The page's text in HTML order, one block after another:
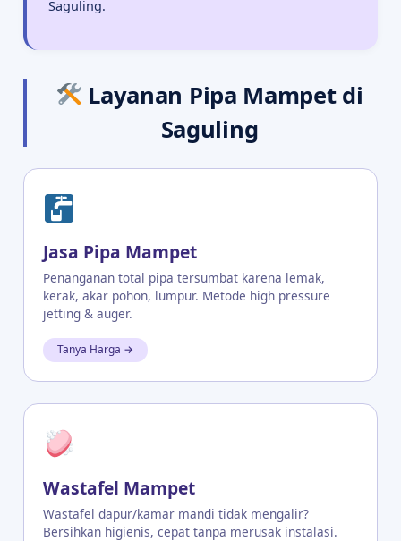
Saguling.
Layanan Pipa Mampet di
Saguling
Jasa Pipa Mampet
Penanganan total pipa tersumbat karena lemak,
kerak, akar pohon, lumpur. Metode high pressure
jetting & auger.
Tanya Harga →
Wastafel Mampet
Wastafel dapur/kamar mandi tidak mengalir?
Bersihkan higienis, cepat tanpa merusak instalasi.